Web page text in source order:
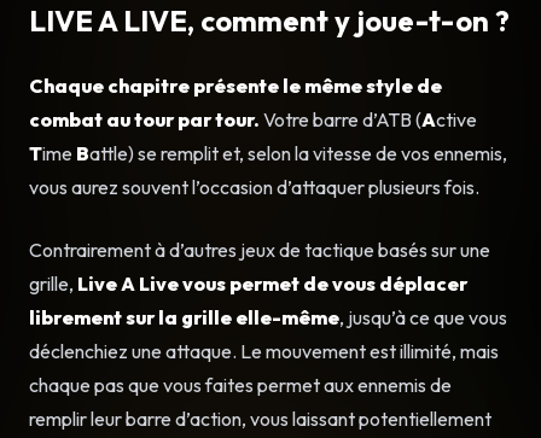
LIVE A LIVE, comment y joue-t-on ?
Chaque chapitre présente le même style de
combat au tour par tour. Votre barre d’ATB (Active
Time Battle) se remplit et, selon la vitesse de vos ennemis,
vous aurez souvent l’occasion d’attaquer plusieurs fois.
Contrairement à d’autres jeux de tactique basés sur une
grille, Live A Live vous permet de vous déplacer
librement sur la grille elle-même, jusqu’à ce que vous
déclenchiez une attaque. Le mouvement est illimité, mais
chaque pas que vous faites permet aux ennemis de
remplir leur barre d’action, vous laissant potentiellement